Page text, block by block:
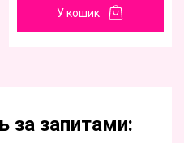
У кошик
за запитами: